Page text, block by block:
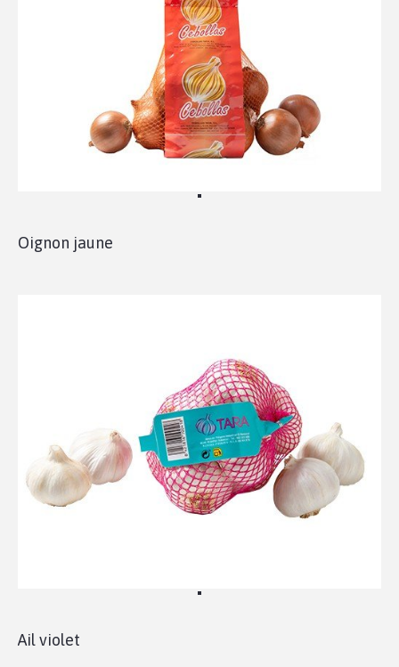
Oignon jaune
Ail violet